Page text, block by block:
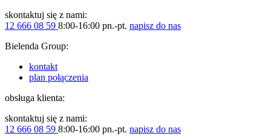
skontaktuj się z nami:
12 666 08 59 8:00-16:00 pn.-pt. napisz do nas
Bielenda Group:
kontakt
plan połączenia
obsługa klienta:
skontaktuj się z nami:
12 666 08 59 8:00-16:00 pn.-pt. napisz do nas